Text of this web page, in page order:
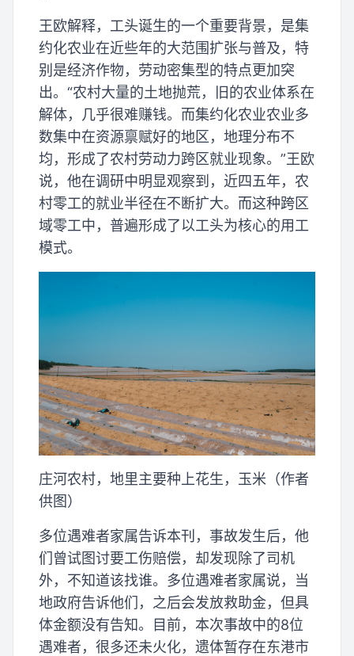
王欧解释，工头诞生的一个重要背景，是集
约化农业在近些年的大范围扩张与普及，特
别是经济作物，劳动密集型的特点更加突
出。“农村大量的土地抛荒，旧的农业体系在
解体，几乎很难赚钱。而集约化农业农业多
数集中在资源禀赋好的地区，地理分布不
均，形成了农村劳动力跨区就业现象。”王欧
说，他在调研中明显观察到，近四五年，农
村零工的就业半径在不断扩大。而这种跨区
域零工中，普遍形成了以工头为核心的用工
模式。
庄河农村，地里主要种上花生，玉米（作者
供图）
多位遇难者家属告诉本刊，事故发生后，他
们曾试图讨要工伤赔偿，却发现除了司机
外，不知道该找谁。多位遇难者家属说，当
地政府告诉他们，之后会发放救助金，但具
体金额没有告知。目前，本次事故中的8位
遇难者，很多还未火化，遗体暂存在东港市